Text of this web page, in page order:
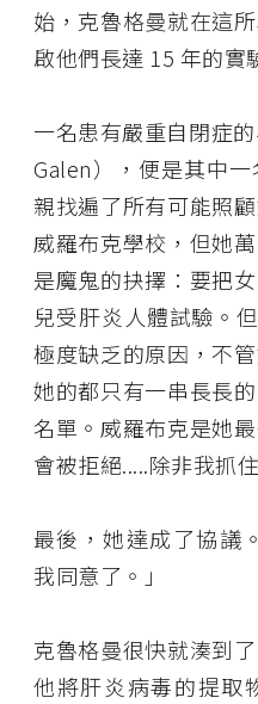
始，克魯格曼就在這
啟他們長達 15 年的
一名患有嚴重自閉症
Galen），便是其中
親找遍了所有可能照
威羅布克學校，但她
是魔鬼的抉擇：要把
兒受肝炎人體試驗。
極度缺乏的原因，不
她的都只有一串長長
名單。威羅布克是她
會被拒絕.....除非我抓
最後，她達成了協議
我同意了。」
克魯格曼很快就湊到
他將肝炎病毒的提取